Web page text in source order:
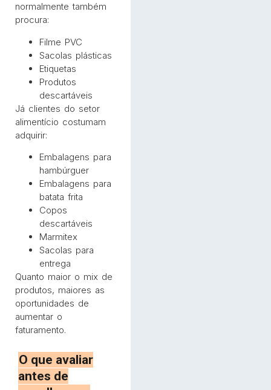
normalmente também
procura:
Filme PVC
Sacolas plásticas
Etiquetas
Produtos
descartáveis
Já clientes do setor
alimentício costumam
adquirir:
Embalagens para
hambúrguer
Embalagens para
batata frita
Copos
descartáveis
Marmitex
Sacolas para
entrega
Quanto maior o mix de
produtos, maiores as
oportunidades de
aumentar o
faturamento.
O que avaliar
antes de